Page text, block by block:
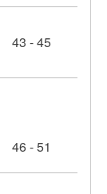
43 - 45
46 - 51